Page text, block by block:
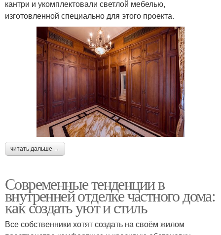
кантри и укомплектовали светлой мебелью,
изготовленной специально для этого проекта.
читать дальше →
Современные тенденции в
внутренней отделке частного дома:
как создать уют и стиль
Все собственники хотят создать на своём жилом